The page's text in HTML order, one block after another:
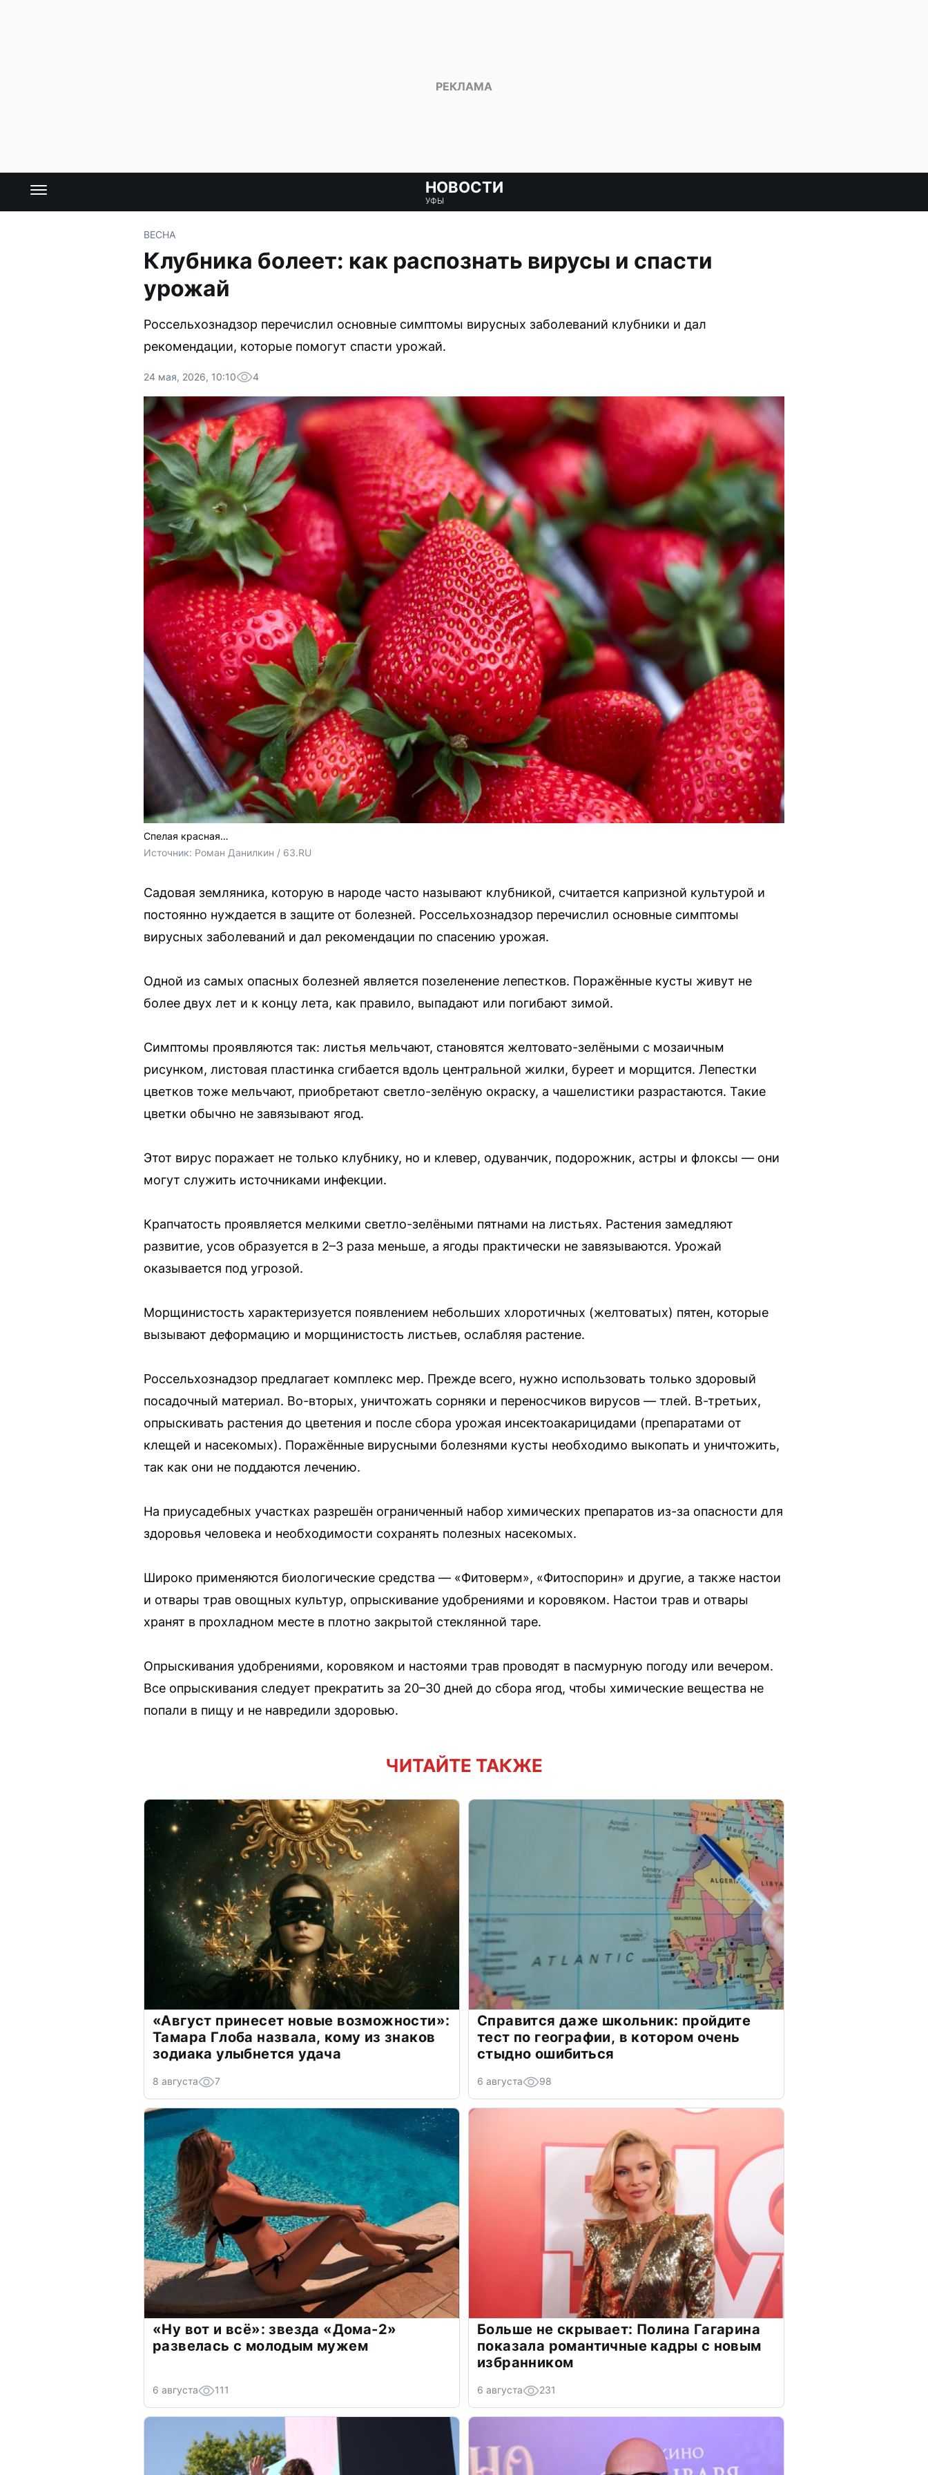
НОВОСТИ
УФЫ
ВЕСНА
Клубника болеет: как распознать вирусы и спасти
урожай
Россельхознадзор перечислил основные симптомы вирусных заболеваний клубники и дал
рекомендации, которые помогут спасти урожай.
24 мая, 2026, 10:10 4
Спелая красная…
Источник: Роман Данилкин / 63.RU
Садовая земляника, которую в народе часто называют клубникой, считается капризной культурой и
постоянно нуждается в защите от болезней. Россельхознадзор перечислил основные симптомы
вирусных заболеваний и дал рекомендации по спасению урожая.
Одной из самых опасных болезней является позеленение лепестков. Поражённые кусты живут не
более двух лет и к концу лета, как правило, выпадают или погибают зимой.
Симптомы проявляются так: листья мельчают, становятся желтовато-зелёными с мозаичным
рисунком, листовая пластинка сгибается вдоль центральной жилки, буреет и морщится. Лепестки
цветков тоже мельчают, приобретают светло-зелёную окраску, а чашелистики разрастаются. Такие
цветки обычно не завязывают ягод.
Этот вирус поражает не только клубнику, но и клевер, одуванчик, подорожник, астры и флоксы — они
могут служить источниками инфекции.
Крапчатость проявляется мелкими светло-зелёными пятнами на листьях. Растения замедляют
развитие, усов образуется в 2–3 раза меньше, а ягоды практически не завязываются. Урожай
оказывается под угрозой.
Морщинистость характеризуется появлением небольших хлоротичных (желтоватых) пятен, которые
вызывают деформацию и морщинистость листьев, ослабляя растение.
Россельхознадзор предлагает комплекс мер. Прежде всего, нужно использовать только здоровый
посадочный материал. Во-вторых, уничтожать сорняки и переносчиков вирусов — тлей. В-третьих,
опрыскивать растения до цветения и после сбора урожая инсектоакарицидами (препаратами от
клещей и насекомых). Поражённые вирусными болезнями кусты необходимо выкопать и уничтожить,
так как они не поддаются лечению.
На приусадебных участках разрешён ограниченный набор химических препаратов из-за опасности для
здоровья человека и необходимости сохранять полезных насекомых.
Широко применяются биологические средства — «Фитоверм», «Фитоспорин» и другие, а также настои
и отвары трав овощных культур, опрыскивание удобрениями и коровяком. Настои трав и отвары
хранят в прохладном месте в плотно закрытой стеклянной таре.
Опрыскивания удобрениями, коровяком и настоями трав проводят в пасмурную погоду или вечером.
Все опрыскивания следует прекратить за 20–30 дней до сбора ягод, чтобы химические вещества не
попали в пищу и не навредили здоровью.
ЧИТАЙТЕ ТАКЖЕ
«Август принесет новые возможности»:
Тамара Глоба назвала, кому из знаков
зодиака улыбнется удача
8 августа 7
Справится даже школьник: пройдите
тест по географии, в котором очень
стыдно ошибиться
6 августа 98
«Ну вот и всё»: звезда «Дома-2»
развелась с молодым мужем
6 августа 111
Больше не скрывает: Полина Гагарина
показала романтичные кадры с новым
избранником
6 августа 231